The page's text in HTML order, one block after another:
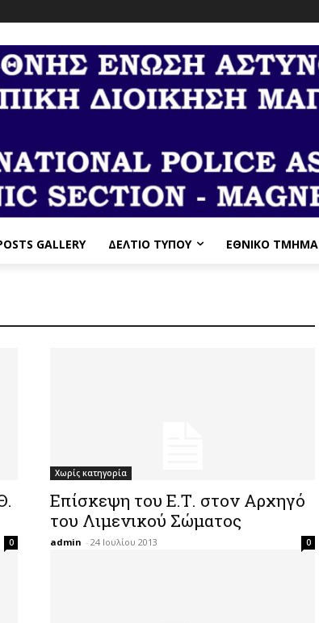
GALLERY ΔΕΛΤΙΟ ΤΥΠΟΥ ΕΘΝΙΚΌ ΤΜΉΜΑ
0
Χωρίς κατηγορία
Επίσκεψη του Ε.Τ. στον Αρχηγό
του Λιμενικού Σώματος
admin - 24 Ιουλίου 2013 0